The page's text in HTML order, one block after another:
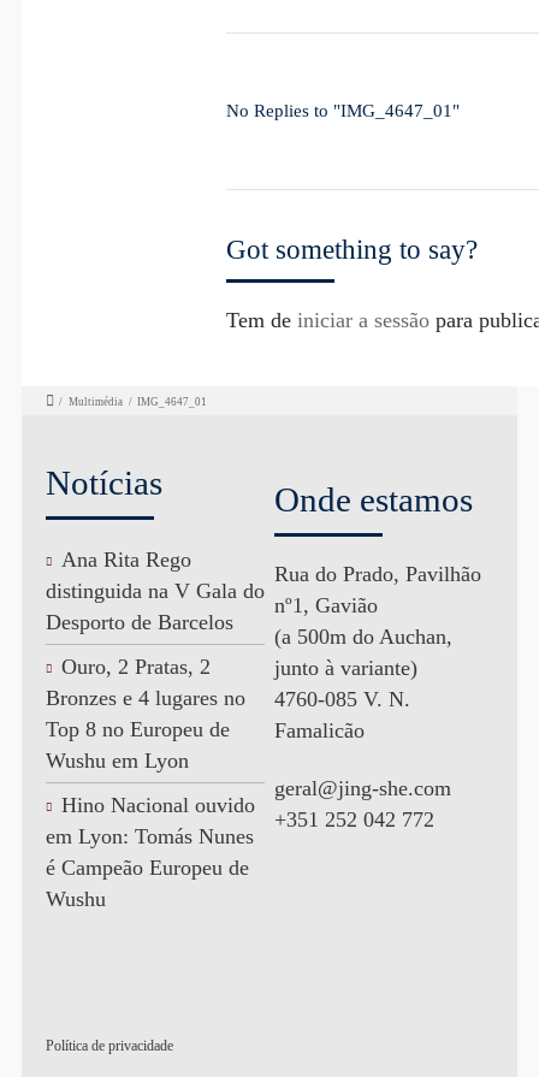
No Replies to "IMG_4647_01"
Got something to say?
Tem de iniciar a sessãopara
/ Multimédia / IMG_4647_01
Notícias
Ana Rita Rego
distinguida na V Gala do
Desporto de Barcelos
Ouro, 2 Pratas, 2
Bronzes e 4 lugares no
Top 8 no Europeu de
Wushu em Lyon
Hino Nacional ouvido
em Lyon: Tomás Nunes
é Campeão Europeu de
Wushu
Onde estamos
Rua do Prado, Pavilhão
nº1, Gavião
(a 500m do Auchan,
junto à variante)
4760-085 V. N.
Famalicão
geral@jing-she.com
+351 252 042 772
Política de privacidade